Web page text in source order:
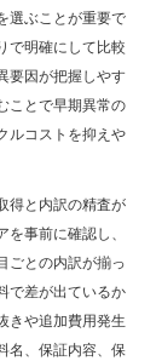
選ぶことが重要で
で明確にして比較
要因が把握しやす
ことで早期異常の
ルコストを抑えや
得と内訳の精査が
事前に確認し、
ごとの内訳が揃っ
で差が出ているか
きや追加費用発生
名、保証内容、保